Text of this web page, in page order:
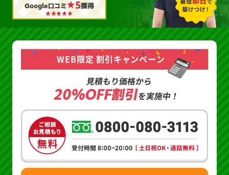
Google口コミ★5獲得
WEB限定 割引キャンペーン
見積もり価格から
20%OFF割引を実施中！